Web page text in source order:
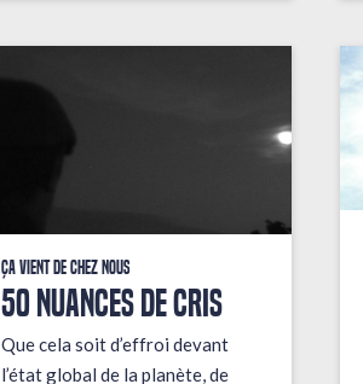
Ça vient de chez nous
50 NUANCES DE CRIS
Que cela soit d’effroi devant
l’état global de la planète, de